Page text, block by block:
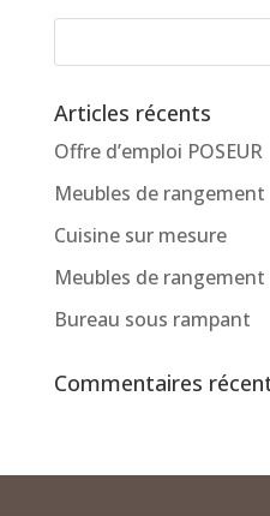
Articles récents
Offre d’emploi POSEUR
Meubles de rangement
Cuisine sur mesure
Meubles de rangement
Bureau sous rampant
Commentaires